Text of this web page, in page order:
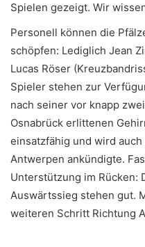
Spielen gezeigt. Wir
Personell können die
schöpfen: Lediglich Jean
Lucas Röser
Spieler stehen zur
nach seiner vor knapp
Osnabrück erlittenen
einsatzfähig und wird
Antwerpen ankündigte.
Unterstützung im Rücken:
Auswärtssieg stehen gut.
weiteren Schritt Richtung